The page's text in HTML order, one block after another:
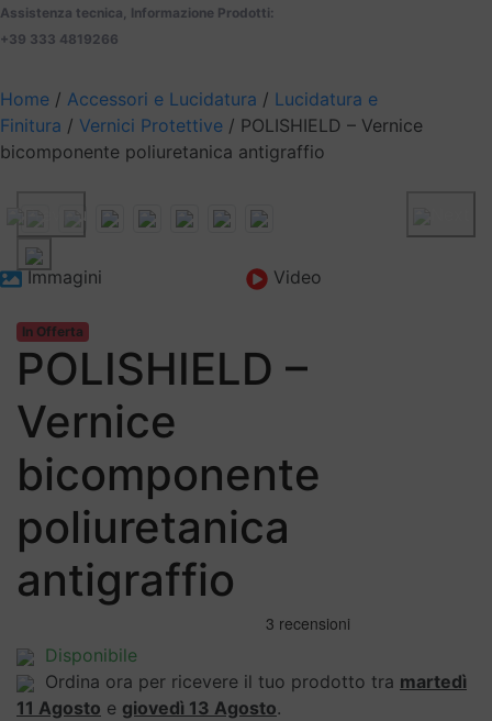
Assistenza tecnica, Informazione Prodotti:
+39 333 4819266
Home / Accessori e Lucidatura / Lucidatura e
Finitura / Vernici Protettive / POLISHIELD – Vernice
bicomponente poliuretanica antigraffio
Previous
Immagini Video
In Offerta
POLISHIELD –
Vernice
bicomponente
poliuretanica
antigraffio
Disponibile
Ordina ora per ricevere il tuo prodotto tra martedì
11 Agosto e giovedì 13 Agosto.